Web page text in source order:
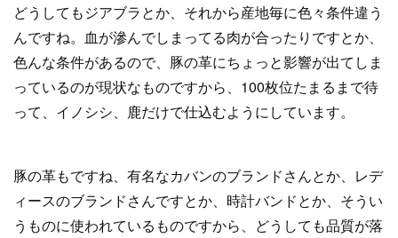
どうしてもジアブラとか、それから産地毎に色々条件違う
んですね。血が滲んでしまってる肉が合ったりですとか、
色んな条件があるので、豚の革にちょっと影響が出てしま
っているのが現状なものですから、100枚位たまるまで待
って、イノシシ、鹿だけで仕込むようにしています。
豚の革もですね、有名なカバンのブランドさんとか、レデ
ィースのブランドさんですとか、時計バンドとか、そうい
うものに使われているものですから、どうしても品質が落